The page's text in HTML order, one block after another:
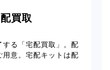
買取
する「宅配買取」。配
意。宅配キットは配